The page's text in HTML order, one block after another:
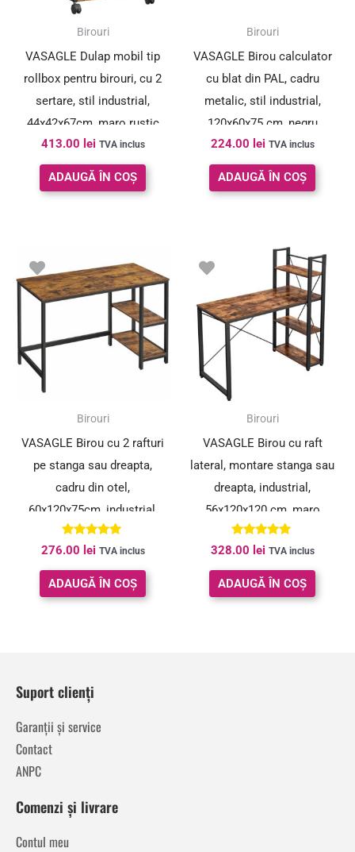
Birouri
VASAGLE Dulap mobil tip
rollbox pentru birouri, cu 2
sertare, stil industrial,
44x42x67cm, maro rustic
413.00 lei TVA inclus
ADAUGĂ ÎN COȘ
Birouri
VASAGLE Birou calculator
cu blat din PAL, cadru
metalic, stil industrial,
120x60x75 cm, negru
224.00 lei TVA inclus
ADAUGĂ ÎN COȘ
Birouri
VASAGLE Birou cu 2 rafturi
pe stanga sau dreapta,
cadru din otel,
60x120x75cm, industrial,
maro rustic si negru
Evaluat la
5.00
din 5
276.00 lei TVA inclus
ADAUGĂ ÎN COȘ
Birouri
VASAGLE Birou cu raft
lateral, montare stanga sau
dreapta, industrial,
56x120x120 cm, maro
Evaluat la
5.00
din 5
328.00 lei TVA inclus
ADAUGĂ ÎN COȘ
Suport clienți
Garanții și service
Contact
ANPC
Comenzi și livrare
Contul meu